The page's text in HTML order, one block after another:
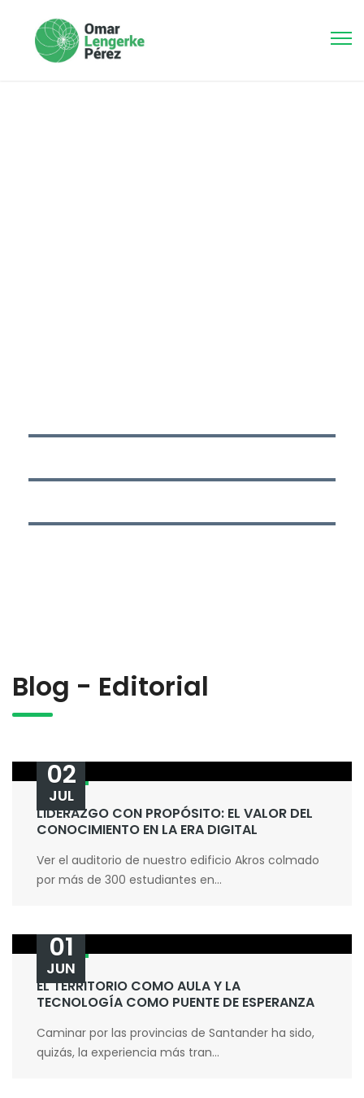
Blog - Editorial
LIDERAZGO CON PROPÓSITO: EL VALOR DEL
CONOCIMIENTO EN LA ERA DIGITAL
02
JUL
Ver el auditorio de nuestro edificio Akros colmado
por más de 300 estudiantes en...
EL TERRITORIO COMO AULA Y LA
TECNOLOGÍA COMO PUENTE DE ESPERANZA
01
JUN
Caminar por las provincias de Santander ha sido,
quizás, la experiencia más tran...